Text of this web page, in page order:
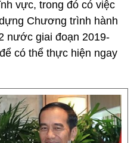
vực, trong đó có việc
Chương trình hành
nước giai đoạn 2019-
có thể thực hiện ngay